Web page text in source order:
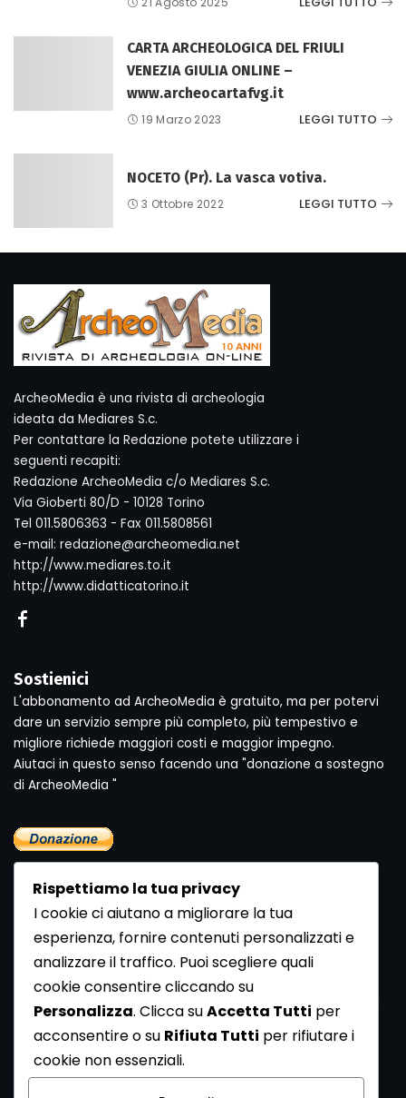
CARTA ARCHEOLOGICA DEL FRIULI
VENEZIA GIULIA ONLINE –
www.archeocartafvg.it
19 Marzo 2023 LEGGI TUTTO
NOCETO (Pr). La vasca votiva.
3 Ottobre 2022 LEGGI TUTTO
ArcheoMedia è una rivista di archeologia
ideata da Mediares S.c.
Per contattare la Redazione potete utilizzare i
seguenti recapiti:
Redazione ArcheoMedia c/o Mediares S.c.
Via Gioberti 80/D - 10128 Torino
Tel 011.5806363 - Fax 011.5808561
e-mail: redazione@archeomedia.net
http://www.mediares.to.it
http://www.didatticatorino.it
Sostienici
L'abbonamento ad ArcheoMedia è gratuito, ma per potervi
dare un servizio sempre più completo, più tempestivo e
migliore richiede maggiori costi e maggior impegno.
Aiutaci in questo senso facendo una "donazione a sostegno
di ArcheoMedia "
Newsletter
Se vuoi ricevere la Rivista gratuita di archeologia realizzata
dalla Redazione di ArcheoMedia iscriviti alla nostra
Newsletter [Clicca Qui]
Con l'invio del messaggio l'utente dichiara di aver letto
Rispettiamo la tua privacy
I cookie ci aiutano a migliorare la tua
esperienza, fornire contenuti personalizzati e
analizzare il traffico. Puoi scegliere quali
cookie consentire cliccando su
Personalizza. Clicca suAccetta Tutti per
acconsentire o su Rifiuta Tutti per rifiutare i
cookie non essenziali.